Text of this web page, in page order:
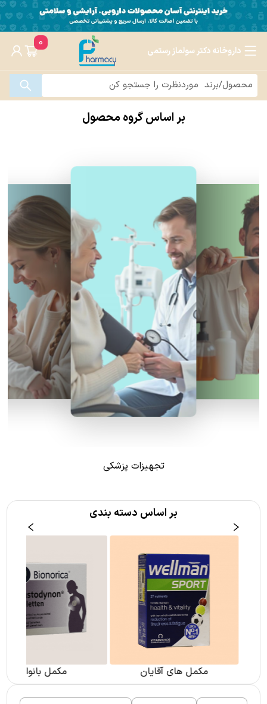
داروخانه دکتر سولماز رستمی
0
بر اساس گروه محصول
تجهیزات پزشکی
بر اساس دسته بندی
مکمل های آقایان مکمل بانوان